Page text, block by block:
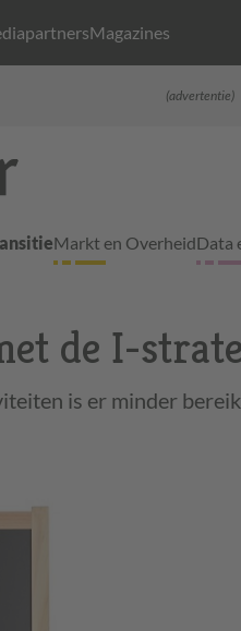
Magazines
(advertentie)
Markt en OverheidData
de I-
is er minder